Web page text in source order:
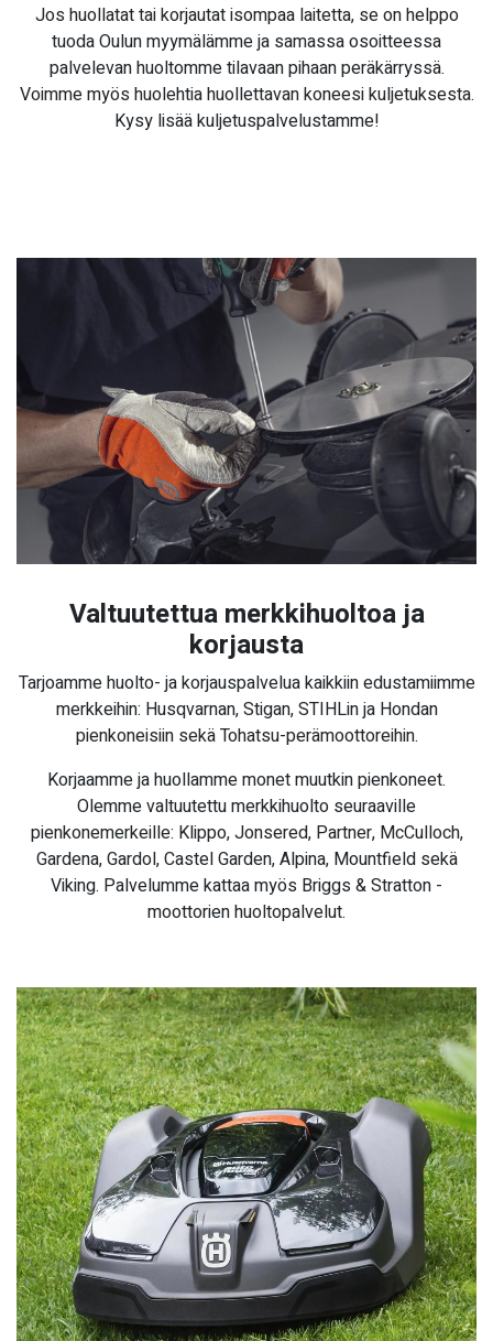
Jos huollatat tai korjautat isompaa laitetta, se on helppo
tuoda Oulun myymälämme ja samassa osoitteessa
palvelevan huoltomme tilavaan pihaan peräkärryssä.
Voimme myös huolehtia huollettavan koneesi kuljetuksesta.
Kysy lisää kuljetuspalvelustamme!
Valtuutettua merkkihuoltoa ja
korjausta
Tarjoamme huolto- ja korjauspalvelua kaikkiin edustamiimme
merkkeihin: Husqvarnan, Stigan, STIHLin ja Hondan
pienkoneisiin sekä Tohatsu-perämoottoreihin.
Korjaamme ja huollamme monet muutkin pienkoneet.
Olemme valtuutettu merkkihuolto seuraaville
pienkonemerkeille: Klippo, Jonsered, Partner, McCulloch,
Gardena, Gardol, Castel Garden, Alpina, Mountfield sekä
Viking. Palvelumme kattaa myös Briggs & Stratton -
moottorien huoltopalvelut.